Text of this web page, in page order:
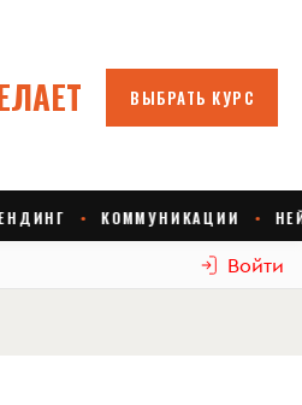
Войти